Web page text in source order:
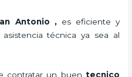
Antonio ,es eficiente y
técnica ya sea al
contratar un buen tecnico